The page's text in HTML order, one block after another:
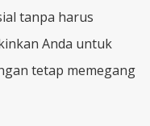
tanpa harus
Anda untuk
tetap memegang